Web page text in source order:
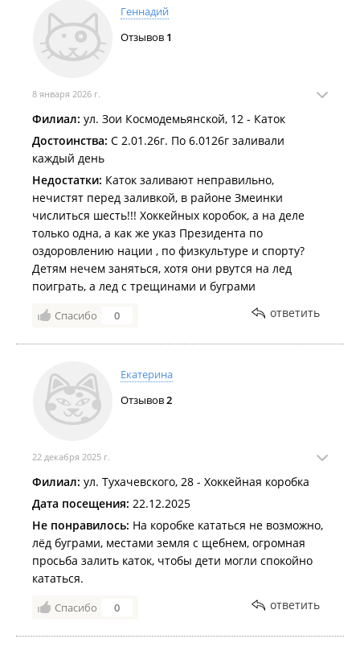
Тёплый декабрь мешает заливать катки во Владивостоке
Более 70 катков во всех районах города будут работать этой
зимой для жителей и гостей Владивостока
Геннадий
Отзывов 1
8 января 2026 г.
Филиал: ул. Зои Космодемьянской, 12 - Каток
Достоинства: С 2.01.26г. По 6.0126г заливали
каждый день
Недостатки: Каток заливают неправильно,
нечистят перед заливкой, в районе Змеинки
числиться шесть!!! Хоккейных коробок, а на деле
только одна, а как же указ Президента по
оздоровлению нации , по физкультуре и спорту?
Детям нечем заняться, хотя они рвутся на лед
поиграть, а лед с трещинами и буграми
Спасибо 0 ответить
Екатерина
Отзывов2
22 декабря 2025 г.
Филиал: ул. Тухачевского, 28 - Хоккейная коробка
Дата посещения: 22.12.2025
Не понравилось: На коробке кататься не возможно,
лёд буграми, местами земля с щебнем, огромная
просьба залить каток, чтобы дети могли спокойно
кататься.
Спасибо 0 ответить